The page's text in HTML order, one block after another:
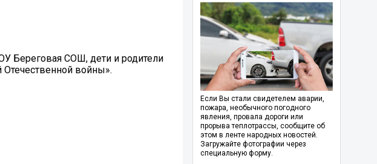
Береговая СОШ, дети и родители
войны».
Если Вы стали свидетелем аварии,
пожара, необычного погодного
явления, провала дороги или
прорыва теплотрассы, сообщите об
этом в ленте народных новостей.
Загружайте фотографии через
специальную форму.